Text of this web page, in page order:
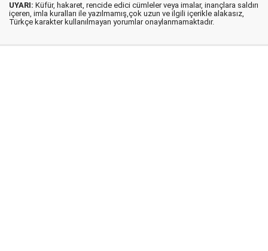
UYARI: Küfür, hakaret, rencide edici cümleler veya imalar, inançlara saldırı
içeren, imla kuralları ile yazılmamış,çok uzun ve ilgili içerikle alakasız,
Türkçe karakter kullanılmayan yorumlar onaylanmamaktadır.